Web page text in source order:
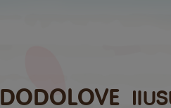
DODOLOVE แบ